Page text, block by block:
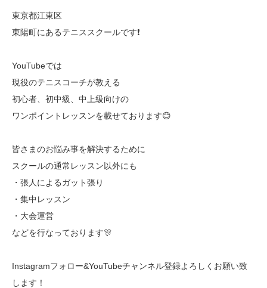
東京都江東区
東陽町にあるテニススクールです❗️
YouTubeでは
現役のテニスコーチが教える
初心者、初中級、中上級向けの
ワンポイントレッスンを載せております😊
皆さまのお悩み事を解決するために
スクールの通常レッスン以外にも
・張人によるガット張り
・集中レッスン
・大会運営
などを行なっております🎊
Instagramフォロー&YouTubeチャンネル登録よろしくお願い致
します！